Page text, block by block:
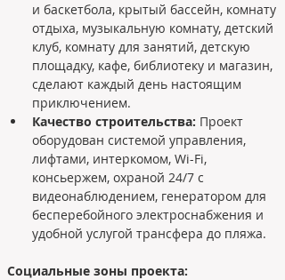
и баскетбола, крытый бассейн, комнату
отдыха, музыкальную комнату, детский
клуб, комнату для занятий, детскую
площадку, кафе, библиотеку и магазин,
сделают каждый день настоящим
приключением.
Качество строительства: Проект
оборудован системой управления,
лифтами, интеркомом, Wi-Fi,
консьержем, охраной 24/7 с
видеонаблюдением, генератором для
бесперебойного электроснабжения и
удобной услугой трансфера до пляжа.
Социальные зоны проекта: